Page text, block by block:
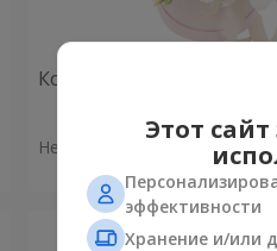
Композиция "Квитка
Нет в наличии
Этот
эффективности
Хранение и/или